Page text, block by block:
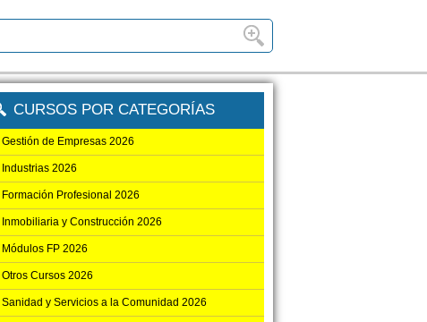
CURSOS POR CATEGORÍAS
Gestión de Empresas 2026
Industrias 2026
Formación Profesional 2026
Inmobiliaria y Construcción 2026
Módulos FP 2026
Otros Cursos 2026
Sanidad y Servicios a la Comunidad 2026